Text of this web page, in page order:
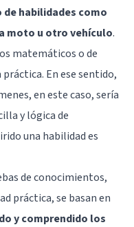
habilidades como
moto u otro vehículo.
matemáticos o de
En ese sentido,
en este caso, sería
y lógica de
una habilidad es
de conocimientos,
práctica, se basan en
y comprendido los